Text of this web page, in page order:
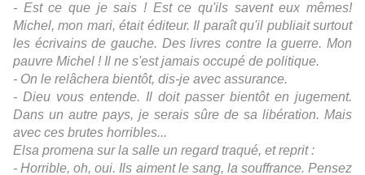
- Est ce que je sais ! Est ce qu'ils savent eux mêmes!
Michel, mon mari, était éditeur. Il paraît qu'il publiait surtout
les écrivains de gauche. Des livres contre la guerre. Mon
pauvre Michel ! Il ne s'est jamais occupé de politique.
- On le relâchera bientôt, dis-je avec assurance.
- Dieu vous entende. Il doit passer bientôt en jugement.
Dans un autre pays, je serais sûre de sa libération. Mais
avec ces brutes horribles...
Elsa promena sur la salle un regard traqué, et reprit :
- Horrible, oh, oui. Ils aiment le sang, la souffrance. Pensez